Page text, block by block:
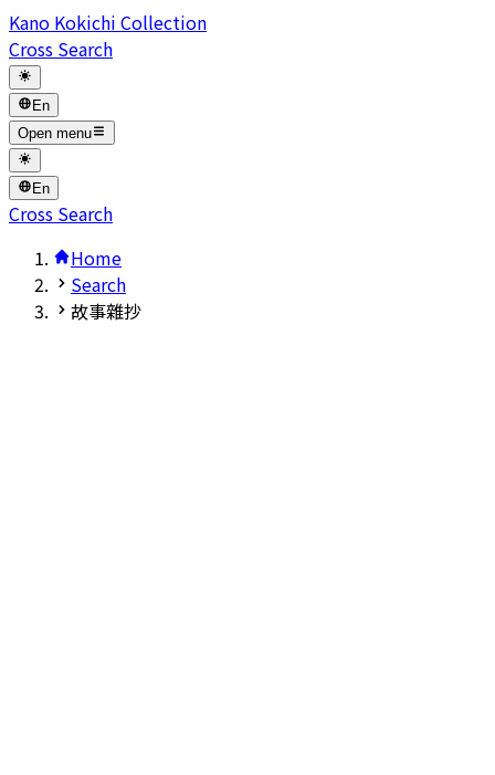
Kano Kokichi Collection
Cross Search
En
Open menu
En
Cross Search
Home
Search
故事雜抄